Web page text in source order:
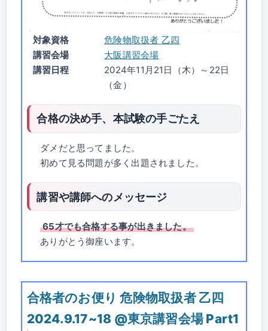
対象資格
危険物取扱者 乙四
講習会場
大阪講習会場
講習日程
2024年11月21日（木）～22日
（金）
合格の決め手、本試験の手ごたえ
ダメだと思ってました。
初めて見る問題が多く出題されました。
講習や講師へのメッセージ
65才でも合格する事が出きました。
ありがとう御座います。
合格者のお便り 危険物取扱者 乙四
2024.9.17~18 @東京講習会場 Part1